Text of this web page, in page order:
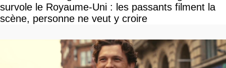
survole le Royaume-Uni : les passants filment la
scène, personne ne veut y croire